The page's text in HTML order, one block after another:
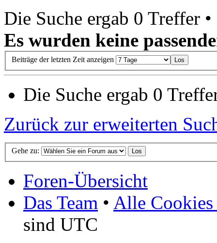
Die Suche ergab 0 Treffer
Es wurden keine
Beiträge der letzten Zeit anzeigen
Die Suche ergab 0
Zurück zur erweiterten
Gehe zu:
Foren-Übersicht
Das Team • Alle Cookies
sind UTC